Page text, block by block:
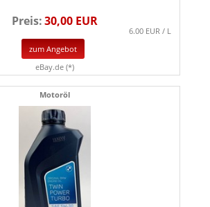
Preis:30,00 EUR
6.00 EUR / L
zum Angebot
eBay.de (*)
Motoröl